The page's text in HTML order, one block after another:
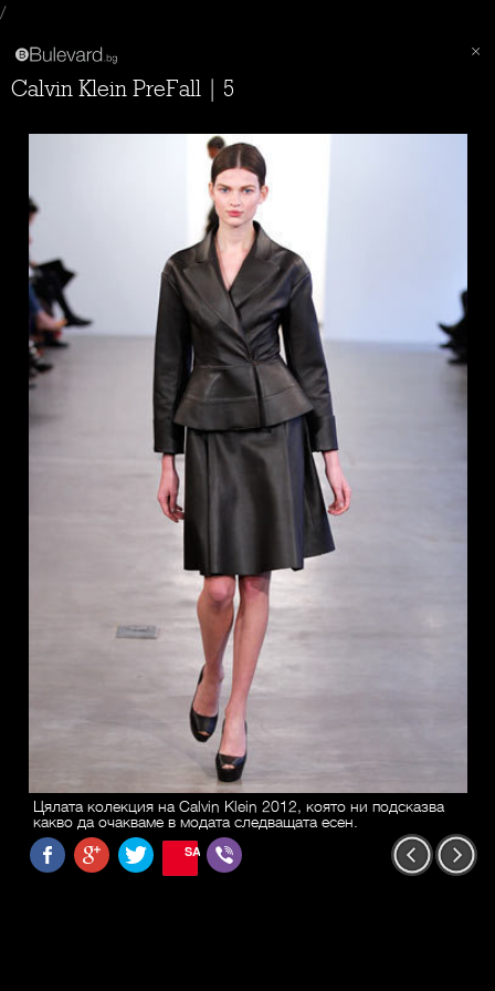
/
Calvin Klein PreFall | 5
Цялата колекция на Calvin Klein 2012, която ни подсказва
какво да очакваме в модата следващата есен.
SAVE